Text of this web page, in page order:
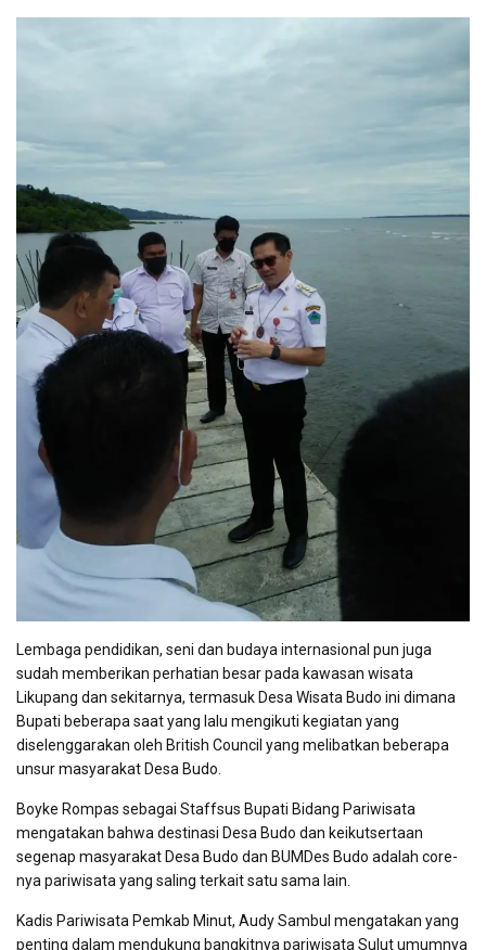
Lembaga pendidikan, seni dan budaya internasional pun juga
sudah memberikan perhatian besar pada kawasan wisata
Likupang dan sekitarnya, termasuk Desa Wisata Budo ini dimana
Bupati beberapa saat yang lalu mengikuti kegiatan yang
diselenggarakan oleh British Council yang melibatkan beberapa
unsur masyarakat Desa Budo.
Boyke Rompas sebagai Staffsus Bupati Bidang Pariwisata
mengatakan bahwa destinasi Desa Budo dan keikutsertaan
segenap masyarakat Desa Budo dan BUMDes Budo adalah core-
nya pariwisata yang saling terkait satu sama lain.
Kadis Pariwisata Pemkab Minut, Audy Sambul mengatakan yang
penting dalam mendukung bangkitnya pariwisata Sulut umumnya